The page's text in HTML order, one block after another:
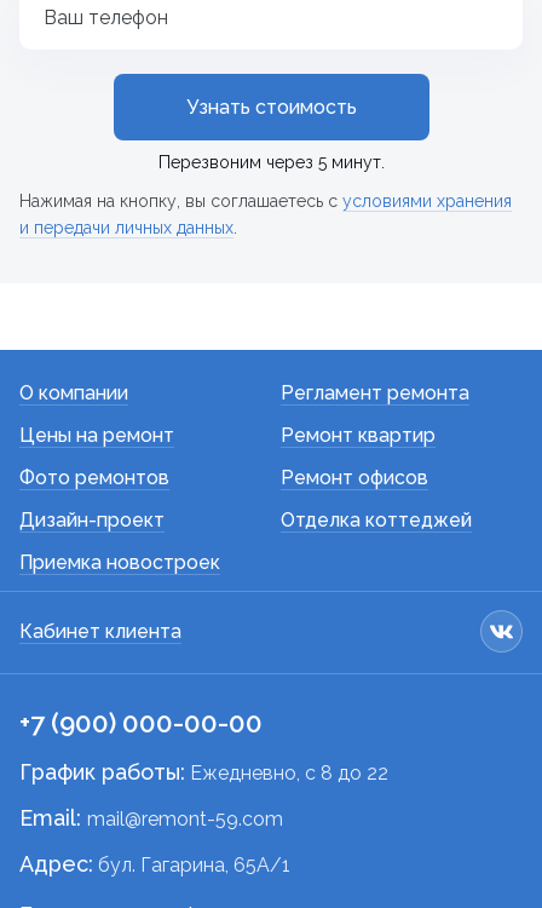
Ваш телефон
Узнать стоимость
Перезвоним через 5 минут.
Нажимая на кнопку, вы соглашаетесь с условиями хранения
и передачи личных данных
О компании
Цены на ремонт
Фото ремонтов
Дизайн-проект
Приемка новостроек
Регламент ремонта
Ремонт квартир
Ремонт офисов
Отделка коттеджей
Кабинет клиента
+7 (900) 000-00-00
График работы: Ежедневно, c 8 до 22
Email: mail@remont-59.com
Адрес: бул. Гагарина, 65А/1